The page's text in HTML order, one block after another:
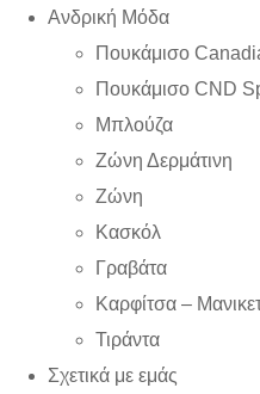
Ανδρική Μόδα
Πουκάμισο
Πουκάμισο CND
Μπλούζα
Ζώνη Δερμάτινη
Ζώνη
Κασκόλ
Γραβάτα
Καρφίτσα –
Τιράντα
Σχετικά με εμάς